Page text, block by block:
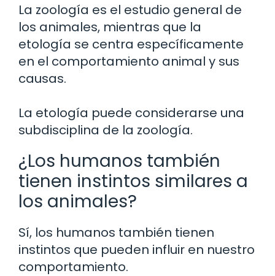
La zoología es el estudio general de
los animales, mientras que la
etología se centra específicamente
en el comportamiento animal y sus
causas.
La etología puede considerarse una
subdisciplina de la zoología.
¿Los humanos también
tienen instintos similares a
los animales?
Sí, los humanos también tienen
instintos que pueden influir en nuestro
comportamiento.